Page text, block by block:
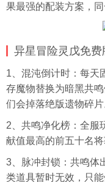
果最强的配装方案，
异星冒险灵戊免
1、混沌倒计时：每天
存魔物替换为暗黑共
们会掉落绝版遗物碎片
2、共鸣净化榜：全服
献值最高的前五十名
3、脉冲封锁：共鸣体
类道具暂时无效，只